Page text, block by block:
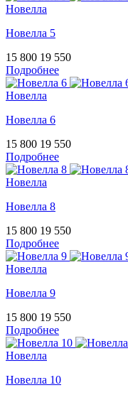
Новелла
Новелла 5
15 800 19 550
Подробнее
Новелла
Новелла 6
15 800 19 550
Подробнее
Новелла
Новелла 8
15 800 19 550
Подробнее
Новелла
Новелла 9
15 800 19 550
Подробнее
Новелла
Новелла 10